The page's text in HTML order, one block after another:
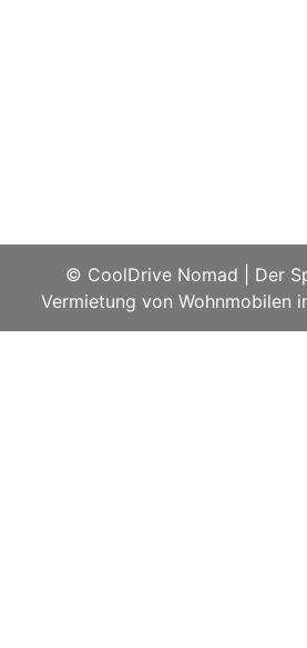
© CoolDrive Nomad
Der
Vermietung von Wohnmobilen